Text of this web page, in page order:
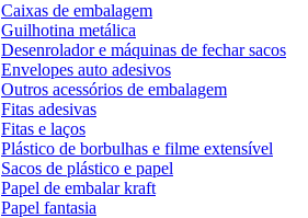
Caixas de embalagem
Guilhotina metálica
Desenrolador e máquinas de fechar sacos
Envelopes auto adesivos
Outros acessórios de embalagem
Fitas adesivas
Fitas e laços
Plástico de borbulhas e filme extensível
Sacos de plástico e papel
Papel de embalar kraft
Papel fantasia